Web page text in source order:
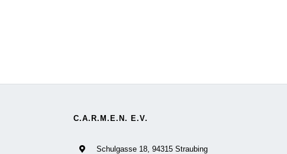
C.A.R.M.E.N. E.V.
Schulgasse 18, 94315 Straubing